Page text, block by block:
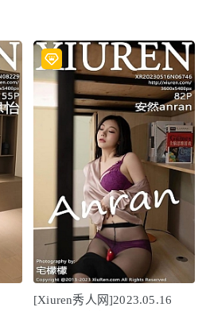
[Xiuren秀人网]2023.05.16